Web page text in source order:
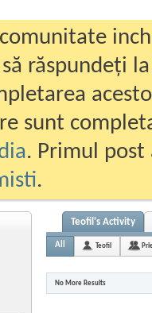
comunitate
răspundeți
sunt
. Primul
.
Teofil's Activity
All Teofil
No More Results